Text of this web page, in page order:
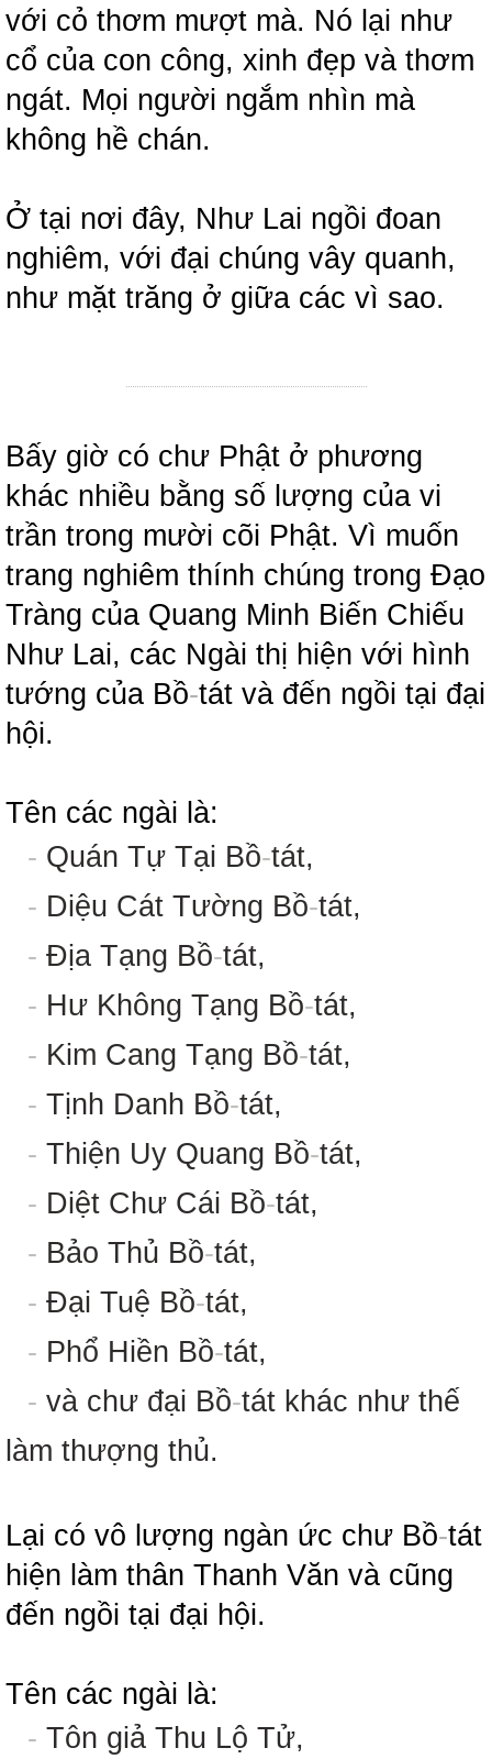
với cỏ thơm mượt mà. Nó lại như
cổ của con công, xinh đẹp và thơm
ngát. Mọi người ngắm nhìn mà
không hề chán.
Ở tại nơi đây, Như Lai ngồi đoan
nghiêm, với đại chúng vây quanh,
như mặt trăng ở giữa các vì sao.
Bấy giờ có chư Phật ở phương
khác nhiều bằng số lượng của vi
trần trong mười cõi Phật. Vì muốn
trang nghiêm thính chúng trong Đạo
Tràng của Quang Minh Biến Chiếu
Như Lai, các Ngài thị hiện với hình
tướng của Bồ-tát và đến ngồi tại đại
hội.
Tên các ngài là:
- Quán Tự Tại Bồ-tát,
- Diệu Cát Tường Bồ-tát,
- Địa Tạng Bồ-tát,
- Hư Không Tạng Bồ-tát,
- Kim Cang Tạng Bồ-tát,
- Tịnh Danh Bồ-tát,
- Thiện Uy Quang Bồ-tát,
- Diệt Chư Cái Bồ-tát,
- Bảo Thủ Bồ-tát,
- Đại Tuệ Bồ-tát,
- Phổ Hiền Bồ-tát,
- và chư đại Bồ-tát khác như thế
làm thượng thủ.
Lại có vô lượng ngàn ức chư Bồ-tát
hiện làm thân Thanh Văn và cũng
đến ngồi tại đại hội.
Tên các ngài là:
- Tôn giả Thu Lộ Tử,